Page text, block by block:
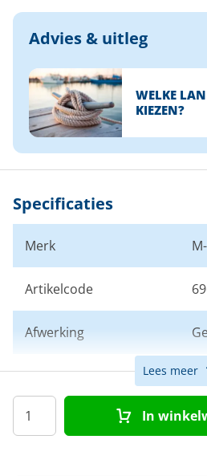
Advies & uitleg
WELKE
KIEZEN?
Specificaties
Merk
Artikelcode
Afwerking
Kleur Lees meer
In